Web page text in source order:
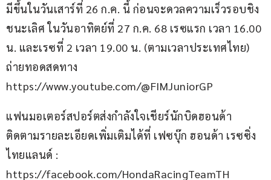
มีขึ้นในวันเสาร์ที่ 26 ก.ค. นี้ ก่อนจะดวลความเร็วรอบชิง
ชนะเลิศ ในวันอาทิตย์ที่ 27 ก.ค. 68 เรซแรก เวลา 16.00
น. และเรซที่ 2 เวลา 19.00 น. (ตามเวลาประเทศไทย)
ถ่ายทอดสดทาง
https://www.youtube.com/@FIMJuniorGP
แฟนมอเตอร์สปอร์ตส่งกำลังใจเชียร์นักบิดฮอนด้า
ติดตามรายละเอียดเพิ่มเติมได้ที่ เฟซบุ๊ก ฮอนด้า เรซซิ่ง
ไทยแลนด์ :
https://facebook.com/HondaRacingTeamTH